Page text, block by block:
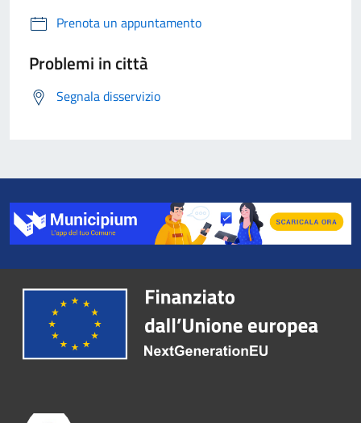
Prenota un appuntamento
Problemi in città
Segnala disservizio